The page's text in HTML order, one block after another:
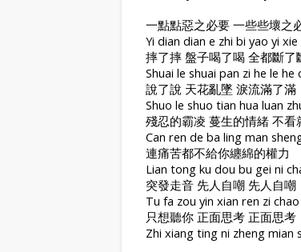
一點點惡之必要 一些些壞之
Yi dian dian e zhi bi yao yi
摔了摔 盤子喝了喝 全都斷了
Shuai le shuai pan zi he le
說了說 天花亂墜 淚流滿了滿
Shuo le shuo tian hua luan
殘忍的霸凌 蔓生的情緒 不看
Can ren de ba ling man
連痛苦都不給你纏綿的權力
Lian tong ku dou bu gei ni
突發走音 先人自嘲 先人自嘲
Tu fa zou yin xian ren zi
只想聽你 正面思考 正面思考
Zhi xiang ting ni zheng mian